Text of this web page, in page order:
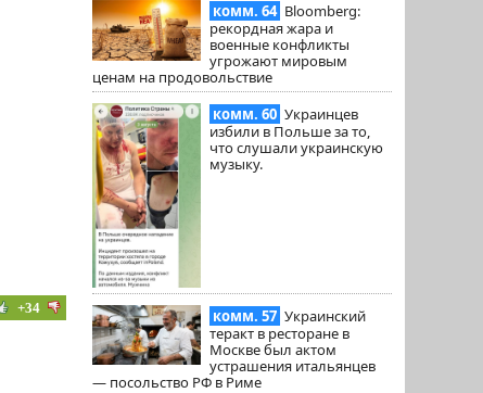
комм. 64 Bloomberg:
рекордная жара и
военные конфликты
угрожают мировым
ценам на продовольствие
комм. 60 Украинцев
избили в Польше за то,
что слушали украинскую
музыку.
комм. 57 Украинский
теракт в ресторане в
Москве был актом
устрашения итальянцев
— посольство РФ в Риме
+34